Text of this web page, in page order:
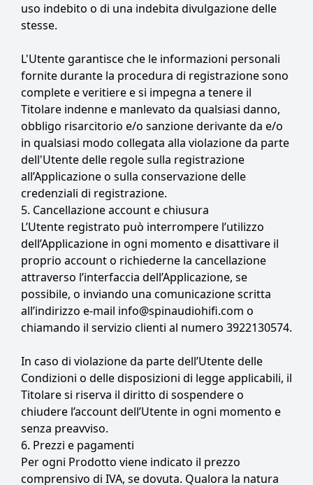
uso indebito o di una indebita divulgazione delle
stesse.
L'Utente garantisce che le informazioni personali
fornite durante la procedura di registrazione sono
complete e veritiere e si impegna a tenere il
Titolare indenne e manlevato da qualsiasi danno,
obbligo risarcitorio e/o sanzione derivante da e/o
in qualsiasi modo collegata alla violazione da parte
dell'Utente delle regole sulla registrazione
all’Applicazione o sulla conservazione delle
credenziali di registrazione.
5. Cancellazione account e chiusura
L’Utente registrato può interrompere l’utilizzo
dell’Applicazione in ogni momento e disattivare il
proprio account o richiederne la cancellazione
attraverso l’interfaccia dell’Applicazione, se
possibile, o inviando una comunicazione scritta
all’indirizzo e-mail info@spinaudiohifi.com o
chiamando il servizio clienti al numero 3922130574.
In caso di violazione da parte dell’Utente delle
Condizioni o delle disposizioni di legge applicabili, il
Titolare si riserva il diritto di sospendere o
chiudere l’account dell’Utente in ogni momento e
senza preavviso.
6. Prezzi e pagamenti
Per ogni Prodotto viene indicato il prezzo
comprensivo di IVA, se dovuta. Qualora la natura